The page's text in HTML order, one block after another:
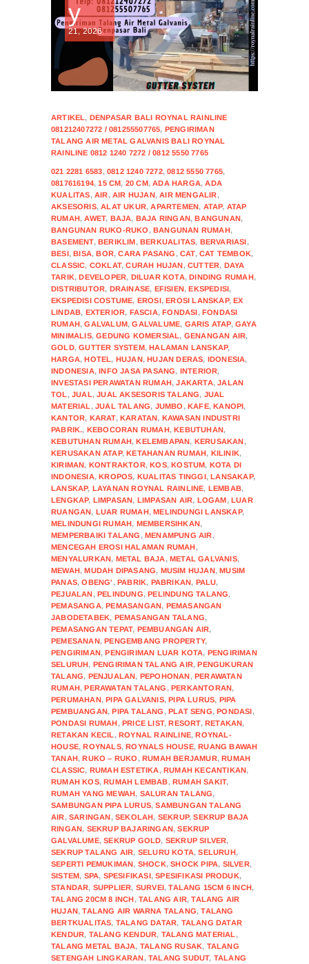
y
21, 2026
ARTIKEL, DENPASAR BALI ROYNAL RAINLINE
081212407272 / 081255507765, PENGIRIMAN
TALANG AIR METAL GALVANIS BALI ROYNAL
RAINLINE 0812 1240 7272 / 0812 5550 7765
021 2281 6583,0812 1240 7272,0812 5550 7765,
0817616194,15 CM, 20 CM,ADA HARGA,ADA
KUALITAS,AIR,AIR HUJAN,AIR MENGALIR,
AKSESORIS,ALAT UKUR,APARTEMEN, ATAP, ATAP
RUMAH,AWET, BAJA, BAJA RINGAN,BANGUNAN,
BANGUNAN RUKO-RUKO ,BANGUNAN RUMAH,
BASEMENT,BERIKLIM,BERKUALITAS, BERVARIASI,
BESI,BISA,BOR,CARA PASANG ,CAT,CAT TEMBOK,
CLASSIC, COKLAT,CURAH HUJAN,CUTTER, DAYA
TARIK,DEVELOPER, DILUAR KOTA,DINDING RUMAH,
DISTRIBUTOR, DRAINASE, EFISIEN,EKSPEDISI,
EKSPEDISI COSTUME, EROSI,EROSI LANSKAP,EX
LINDAB, EXTERIOR, FASCIA,FONDASI,FONDASI
RUMAH,GALVALUM,GALVALUME, GARIS ATAP,GAYA
MINIMALIS,GEDUNG KOMERSIAL, GENANGAN AIR,
GOLD,GUTTER SYSTEM,HALAMAN LANSKAP,
HARGA,HOTEL, HUJAN,HUJAN DERAS, IDONESIA,
INDONESIA,INFO JASA PASANG, INTERIOR,
INVESTASI PERAWATAN RUMAH,JAKARTA,JALAN
TOL ,JUAL,JUAL AKSESORIS TALANG, JUAL
MATERIAL ,JUAL TALANG, JUMBO ,KAFE,KANOPI,
KANTOR, KARAT,KARATAN, KAWASAN INDUSTRI
PABRIK., KEBOCORAN RUMAH,KEBUTUHAN,
KEBUTUHAN RUMAH,KELEMBAPAN, KERUSAKAN,
KERUSAKAN ATAP,KETAHANAN RUMAH, KILINIK,
KIRIMAN, KONTRAKTOR,KOS,KOSTUM, KOTA DI
INDONESIA,KROPOS, KUALITAS TINGGI,LANSAKAP,
LANSKAP, LAYANAN ROYNAL RAINLINE, LEMBAB,
LENGKAP, LIMPASAN, LIMPASAN AIR, LOGAM,LUAR
RUANGAN, LUAR RUMAH,MELINDUNGI LANSKAP,
MELINDUNGI RUMAH, MEMBERSIHKAN,
MEMPERBAIKI TALANG ,MENAMPUNG AIR,
MENCEGAH EROSI HALAMAN RUMAH,
MENYALURKAN, METAL BAJA,METAL GALVANIS,
MEWAH,MUDAH DIPASANG, MUSIM HUJAN,MUSIM
PANAS,OBENG' ,PABRIK, PABRIKAN, PALU,
PEJUALAN,PELINDUNG,PELINDUNG TALANG,
PEMASANGA,PEMASANGAN, PEMASANGAN
JABODETABEK, PEMASANGAN TALANG,
PEMASANGAN TEPAT, PEMBUANGAN AIR,
PEMESANAN,PENGEMBANG PROPERTY,
PENGIRIMAN,PENGIRIMAN LUAR KOTA, PENGIRIMAN
SELURUH, PENGIRIMAN TALANG AIR,PENGUKURAN
TALANG, PENJUALAN, PEPOHONAN,PERAWATAN
RUMAH,PERAWATAN TALANG ,PERKANTORAN,
PERUMAHAN,PIPA GALVANIS,PIPA LURUS, PIPA
PEMBUANGAN,PIPA TALANG ,PLAT SENG,PONDASI,
PONDASI RUMAH,PRICE LIST,RESORT,RETAKAN,
RETAKAN KECIL ,ROYNAL RAINLINE,ROYNAL-
HOUSE,ROYNALS,ROYNALS HOUSE,RUANG BAWAH
TANAH,RUKO – RUKO ,RUMAH BERJAMUR,RUMAH
CLASSIC, RUMAH ESTETIKA,RUMAH KECANTIKAN,
RUMAH KOS,RUMAH LEMBAB,RUMAH SAKIT,
RUMAH YANG MEWAH, SALURAN TALANG,
SAMBUNGAN PIPA LURUS,SAMBUNGAN TALANG
AIR,SARINGAN,SEKOLAH, SEKRUP,SEKRUP BAJA
RINGAN, SEKRUP BAJARINGAN,SEKRUP
GALVALUME,SEKRUP GOLD, SEKRUP SILVER,
SEKRUP TALANG AIR, SELURU KOTA,SELURUH,
SEPERTI PEMUKIMAN, SHOCK,SHOCK PIPA, SILVER,
SISTEM, SPA, SPESIFIKASI,SPESIFIKASI PRODUK,
STANDAR, SUPPLIER, SURVEI,TALANG 15CM 6 INCH,
TALANG 20CM 8 INCH,TALANG AIR,TALANG AIR
HUJAN,TALANG AIR WARNA TALANG,TALANG
BERTKUALITAS, TALANG DATAR, TALANG DATAR
KENDUR, TALANG KENDUR, TALANG MATERIAL ,
TALANG METAL BAJA, TALANG RUSAK, TALANG
SETENGAH LINGKARAN,TALANG SUDUT, TALANG